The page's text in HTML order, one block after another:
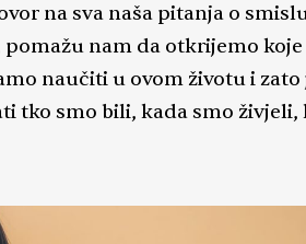
na sva naša pitanja o
nam da otkrijemo koje
naučiti u ovom životu i zato
tko smo bili, kada smo živjeli,